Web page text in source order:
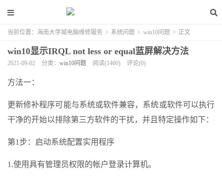
当前位置： 海南大学城电脑维修服务 > 系统问题 > win10问题 > 正文
win10显示IRQL not less or equal蓝屏解决方法
2021-09-02 分类： win10问题 阅读(1460) 评论(0)
方法一：
更新修补程序可能与系统或软件兼容，系统或软件可以执行
干净的开始以排除第三方软件的干扰，并且特定操作如下：
第1步：启动系统配置实用程序
1.使用具有管理员权限的帐户登录计算机。